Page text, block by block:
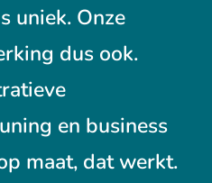
uniek. Onze
dus ook.
en business
maat, dat werkt.